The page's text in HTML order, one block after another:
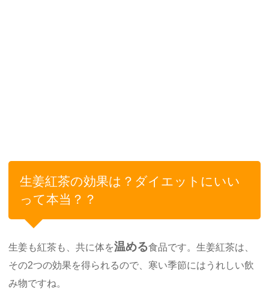
生姜紅茶の効果は？ダイエットにいい
って本当？？
生姜も紅茶も、共に体を温める食品です。生姜紅茶は、
その2つの効果を得られるので、寒い季節にはうれしい飲
み物ですね。